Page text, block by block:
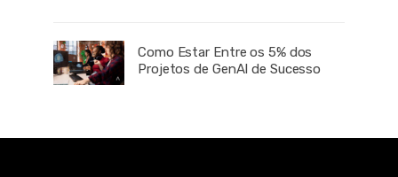
Como Estar Entre os 5% dos
Projetos de GenAI de Sucesso